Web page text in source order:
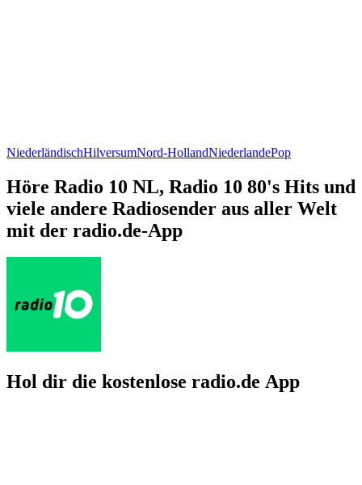
NiederländischHilversumNord-HollandNiederlandePop
Höre Radio 10 NL, Radio 10 80's Hits und
viele andere Radiosender aus aller Welt
mit der radio.de-App
Hol dir die kostenlose radio.de App